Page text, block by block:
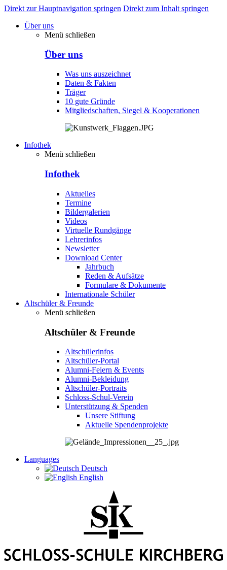
Direkt zur Hauptnavigation springen Direkt zum Inhalt springen
Über uns
Menü schließen
Über uns
Was uns auszeichnet
Daten & Fakten
Träger
10 gute Gründe
Mitgliedschaften, Siegel & Kooperationen
Infothek
Menü schließen
Infothek
Aktuelles
Termine
Bildergalerien
Videos
Virtuelle Rundgänge
Lehrerinfos
Newsletter
Download Center
Jahrbuch
Reden & Aufsätze
Formulare & Dokumente
Internationale Schüler
Altschüler & Freunde
Menü schließen
Altschüler & Freunde
Altschülerinfos
Altschüler-Portal
Alumni-Feiern & Events
Alumni-Bekleidung
Altschüler-Portraits
Schloss-Schul-Verein
Unterstützung & Spenden
Unsere Stiftung
Aktuelle Spendenprojekte
Languages
Deutsch
English